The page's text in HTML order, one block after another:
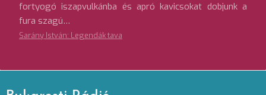
fortyogó iszapvulkánba és apró kavicsokat dobjunk a
fura szagú…
Sarány István: Legendák tava